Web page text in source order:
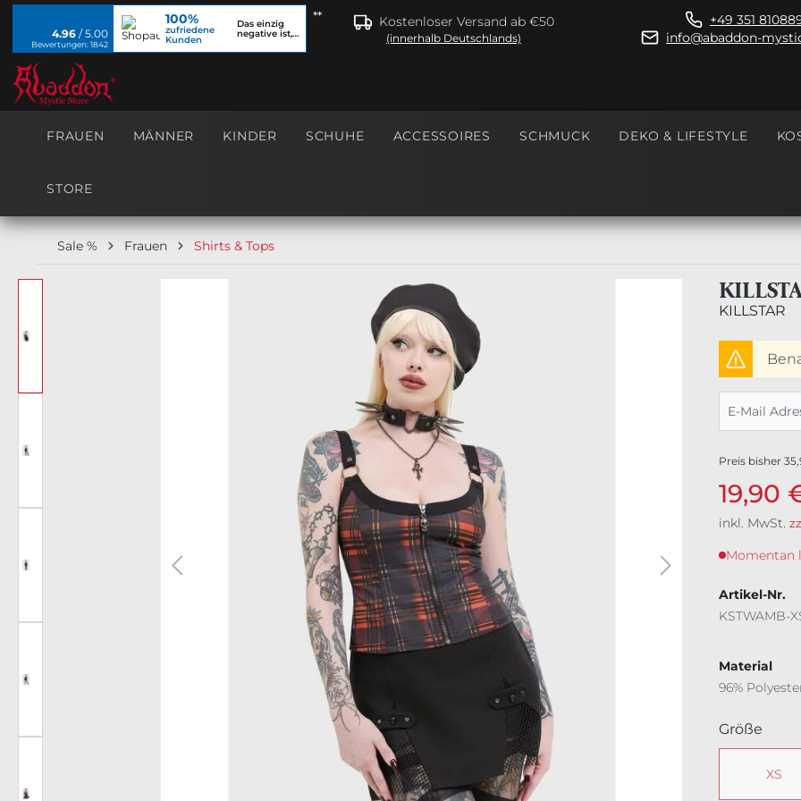
Zur Hauptnavigation springen **
4.96 / 5.00
Bewertungen: 1842
100%
zufriedene
Kunden
Das einzig
negative ist,
Kostenloser Versand ab €50
(innerhalb Deutschlands)
+49 351
info@abaddon-
FRAUEN MÄNNER KINDER SCHUHE ACCESSOIRES SCHMUCK DEKO & LIFESTYLE
STORE
Sale % Frauen Shirts & Tops
KILLSTAR
Preis bisher
19,90
inkl. MwSt.
Momentan
Artikel-Nr.
KSTWAMB-
Material
96%
Größe
XS